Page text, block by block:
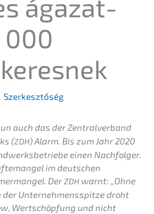
ágazat­
000
Szerkesztőség
auch das der Zentral­ver­band
(ZDH) Alarm. Bis zum Jahr 2020
einen Nachfol­ger.
im deutschen
DerZDH warnt: „Ohne
der Unter­neh­mens­spit­ze droht
Wertschöp­fung und nicht